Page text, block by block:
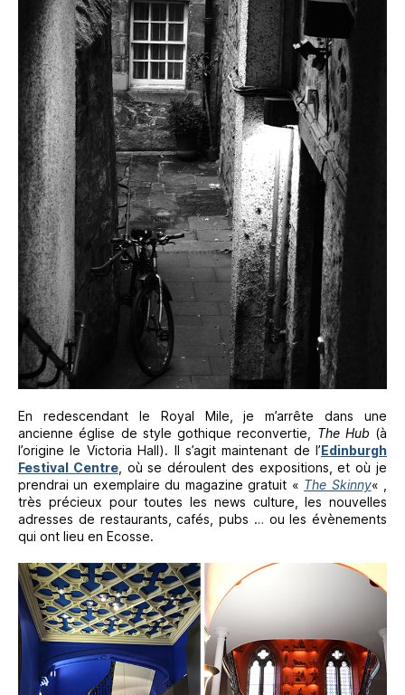
En redescendant le Royal Mile, je m’arrête dans une
ancienne église de style gothique reconvertie, The Hub (à
l’origine le Victoria Hall). Il s’agit maintenant de l’Edinburgh
Festival Centre, où se déroulent des expositions, et où je
prendrai un exemplaire du magazine gratuit « The Skinny« ,
très précieux pour toutes les news culture, les nouvelles
adresses de restaurants, cafés, pubs … ou les évènements
qui ont lieu en Ecosse.